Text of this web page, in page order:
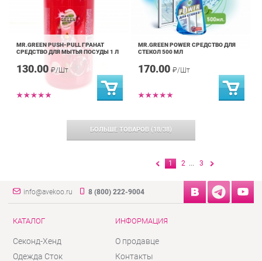
MR.GREEN PUSH-PULL ГРАНАТ
СРЕДСТВО ДЛЯ МЫТЬЯ ПОСУДЫ 1 Л
130.00 ₽/Шт
MR.GREEN POWER СРЕДСТВО ДЛЯ
СТЕКОЛ 500 МЛ
170.00 ₽/Шт
БОЛЬШЕ ТОВАРОВ (18/38)
1 2 ... 3
info@avekoo.ru 8 (800) 222-9004
КАТАЛОГ
Секонд-Хенд
Одежда Сток
ИНФОРМАЦИЯ
О продавце
Контакты